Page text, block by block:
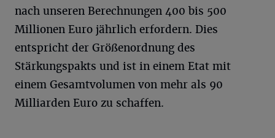
nach unseren Berechnungen 400 bis 500
Millionen Euro jährlich erfordern. Dies
entspricht der Größenordnung des
Stärkungspakts und ist in einem Etat mit
einem Gesamtvolumen von mehr als 90
Milliarden Euro zu schaffen.